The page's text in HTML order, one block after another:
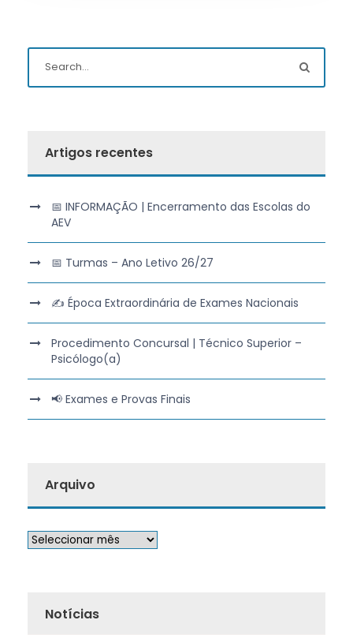
Artigos recentes
📅 INFORMAÇÃO | Encerramento das Escolas do
AEV
📅 Turmas – Ano Letivo 26/27
✍️ Época Extraordinária de Exames Nacionais
Procedimento Concursal | Técnico Superior –
Psicólogo(a)
📢 Exames e Provas Finais
Arquivo
Notícias